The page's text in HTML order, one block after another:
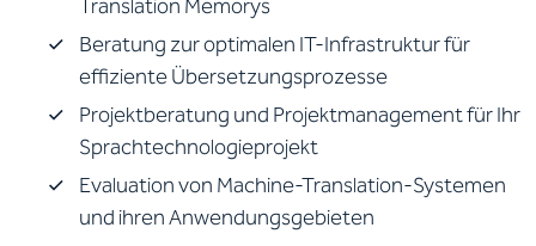
Translation Memorys
Beratung zur optimalen IT-Infrastruktur für
effiziente Übersetzungsprozesse
Projektberatung und Projektmanagement für Ihr
Sprachtechnologieprojekt
Evaluation von Machine-Translation-Systemen
und ihren Anwendungsgebieten